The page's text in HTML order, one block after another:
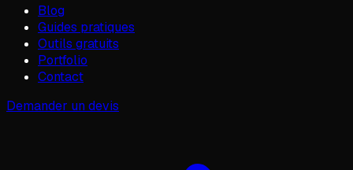
Blog
Guides pratiques
Outils gratuits
Portfolio
Contact
Demander un devis